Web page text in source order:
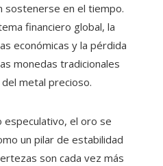
sostenerse en el tiempo.
financiero global, la
económicas y la pérdida
monedas tradicionales
metal precioso.
especulativo, el oro se
un pilar de estabilidad
son cada vez más